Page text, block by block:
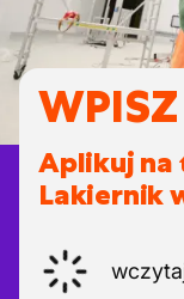
Aplikuj na
Lakiernik